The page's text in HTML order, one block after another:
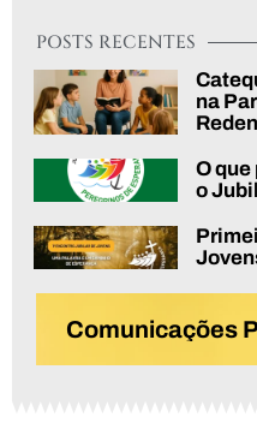
POSTS RECENTES
na
O
o
Comunicações